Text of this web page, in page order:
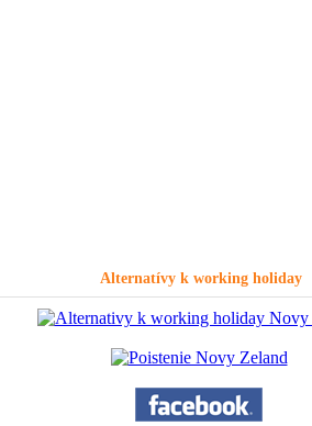
Alternatívy k working holiday